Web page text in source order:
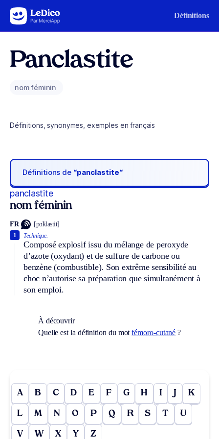
Aller au contenu Définitions
Panclastite
nom féminin
Définitions, synonymes, exemples en français
Définitions de “panclastite“
panclastite
nom féminin
FR [pɑ̃klastit]
Technique.
Composé explosif issu du mélange de peroxyde
d’azote (oxydant) et de sulfure de carbone ou
benzène (combustible). Son extrême sensibilité au
choc n’autorise sa préparation que simultanément à
son emploi.
1
À découvrir
Quelle est la définition du motfémoro-cutané ?
A B C D E F G H I J K
L M N O P Q R S T U
V W X Y Z